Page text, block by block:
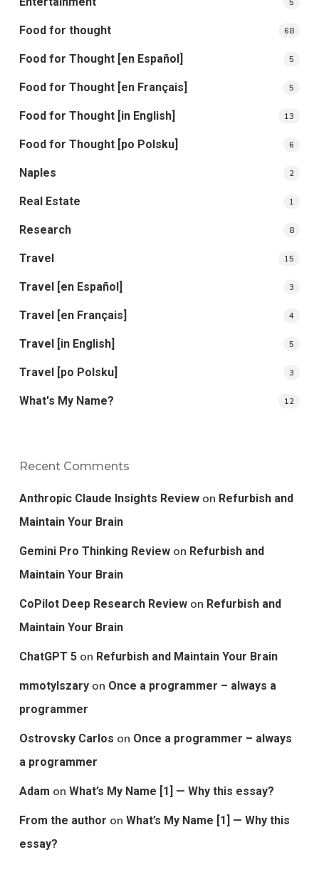
Food for thought 68
Food for Thought [en Español] 5
Food for Thought [en Français] 5
Food for Thought [in English] 13
Food for Thought [po Polsku] 6
Naples 2
Real Estate 1
Research 8
Travel 15
Travel [en Español] 3
Travel [en Français] 4
Travel [in English] 5
Travel [po Polsku] 3
What's My Name? 12
Recent Comments
Anthropic Claude Insights Reviewon Refurbish and
Maintain Your Brain
Gemini Pro Thinking Reviewon Refurbish and
Maintain Your Brain
CoPilot Deep Research Reviewon Refurbish and
Maintain Your Brain
ChatGPT 5on Refurbish and Maintain Your Brain
mmotylszaryon Once a programmer – always a
programmer
Ostrovsky Carlos on Once a programmer – always
a programmer
Adam on What’s My Name [1] — Why this essay?
From the author on What’s My Name [1] — Why this
essay?